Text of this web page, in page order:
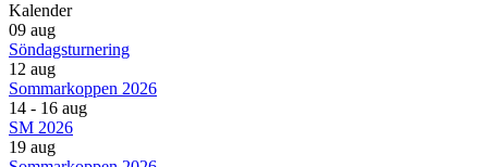
Kalender
09 aug
Söndagsturnering
12 aug
Sommarkoppen 2026
14 - 16 aug
SM 2026
19 aug